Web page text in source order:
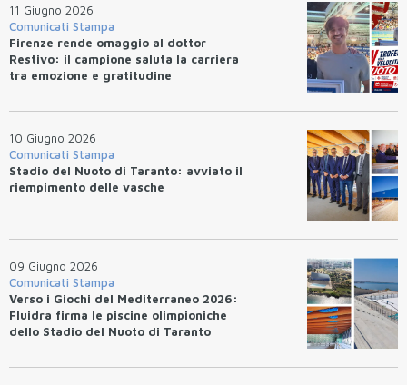
11 Giugno 2026
Comunicati Stampa
Firenze rende omaggio al dottor
Restivo: il campione saluta la carriera
tra emozione e gratitudine
10 Giugno 2026
Comunicati Stampa
Stadio del Nuoto di Taranto: avviato il
riempimento delle vasche
09 Giugno 2026
Comunicati Stampa
Verso i Giochi del Mediterraneo 2026:
Fluidra firma le piscine olimpioniche
dello Stadio del Nuoto di Taranto